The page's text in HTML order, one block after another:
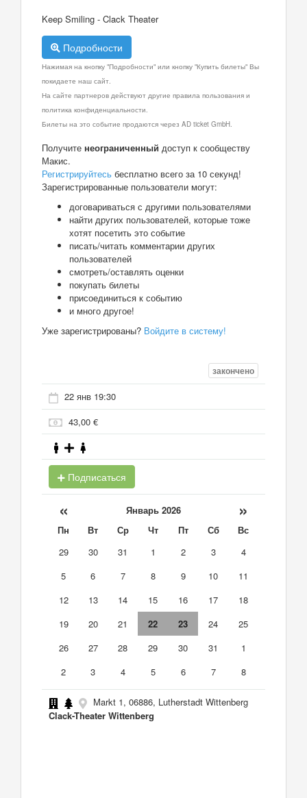
Keep Smiling - Clack Theater
Подробности
Нажимая на кнопку "Подробности" или кнопку "Купить билеты" Вы
покидаете наш сайт.
На сайте партнеров действуют другие правила пользования и
политика конфиденциальности.
Билеты на это событие продаются через AD ticket GmbH.
Получите неограниченный доступ к сообществу
Макис.
Регистрируйтесь бесплатно всего за 10 секунд!
Зарегистрированные пользователи могут:
договариваться с другими пользователями
найти других пользователей, которые тоже
хотят посетить это событие
писать/читать комментарии других
пользователей
смотреть/оставлять оценки
покупать билеты
присоединиться к событию
и много другое!
Уже зарегистрированы? Войдите в систему!
закончено
22 янв 19:30
43,00 €
Подписаться
« Январь 2026 »
Пн Вт Ср Чт Пт Сб
Вс
29
30 31 1 2 3
4
5
6 7 8 9 10
11
12
13 14 15 16 17
18
19
20 21 22 23 24
25
26
27 28 29 30 31
1
2
3 4 5 6 7 8
Markt 1, 06886, Lutherstadt Wittenberg
Clack-Theater Wittenberg